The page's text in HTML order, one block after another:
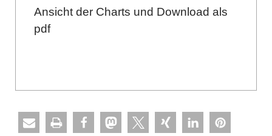
Ansicht der Charts und Download als
pdf